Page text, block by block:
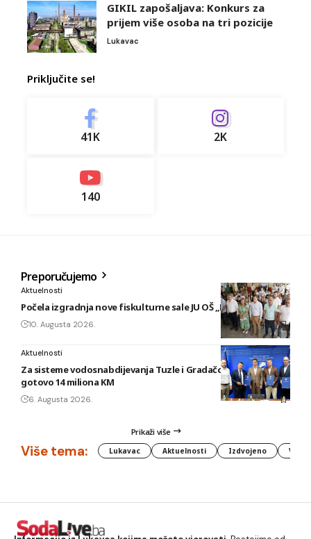
GIKIL zapošaljava: Konkurs za
prijem više osoba na tri pozicije
Lukavac
Priključite se!
41K 2K
140
Preporučujemo
Aktuelnosti
Počela izgradnja nove fiskulturne sale JU OŠ „Poljice“
10. Augusta 2026.
Aktuelnosti
Za sisteme vodosnabdijevanja Tuzle i Gradačca izdvojeno
gotovo 14 miliona KM
6. Augusta 2026.
Prikaži više
Više tema: Lukavac Aktuelnosti Izdvojeno